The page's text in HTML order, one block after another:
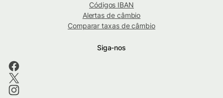
Códigos IBAN
Alertas de câmbio
Comparar taxas de câmbio
Siga-nos